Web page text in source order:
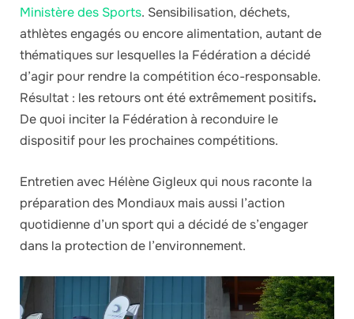
Ministère des Sports. Sensibilisation, déchets,
athlètes engagés ou encore alimentation, autant de
thématiques sur lesquelles la Fédération a décidé
d’agir pour rendre la compétition éco-responsable.
Résultat : les retours ont été extrêmement positifs.
De quoi inciter la Fédération à reconduire le
dispositif pour les prochaines compétitions.
Entretien avec Hélène Gigleux qui nous raconte la
préparation des Mondiaux mais aussi l’action
quotidienne d’un sport qui a décidé de s’engager
dans la protection de l’environnement.